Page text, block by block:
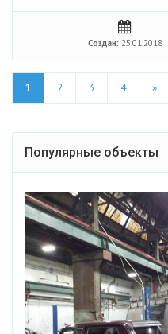
Создан: 25.01.2018
1 2 3 4 »
Популярные объекты